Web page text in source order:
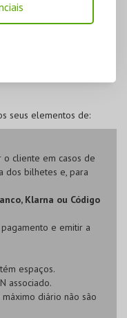
passo.
seus elementos de:
cliente em casos de
dos bilhetes e, para
Klarna ou Código
e emitir a
espaços.
associado.
diário não são